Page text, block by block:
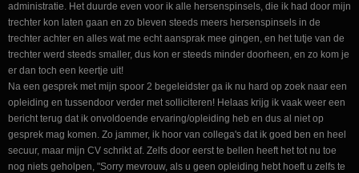
administratie. Het duurde even voor ik alle hersenspinsels, die ik had door mijn
trechter kon laten gaan en zo bleven steeds meers hersenspinsels in de
trechter achter en alles wat me echt aansprak mee gingen, en het tutje van de
trechter werd steeds smaller, dus kon er steeds minder doorheen, en zo kom je
er dan toch een keertje uit!
Na een gesprek met mijn spoor 2 begeleidster ga ik nu hard op zoek naar een
opleiding en tussendoor verder met solliciteren! Helaas krijg ik vaak weer een
bericht terug dat ik onvoldoende ervaring/opleiding heb en dus al niet op
gesprek mag komen. Zo jammer, ik hoor van collega's dat ik goed ben en heel
secuur, maar mijn CV schrikt af. Zelfs door eerst te bellen heeft het tot nu toe
nog niets geholpen, "Sorry mevrouw, als u geen opleiding hebt hoeft u zelfs te